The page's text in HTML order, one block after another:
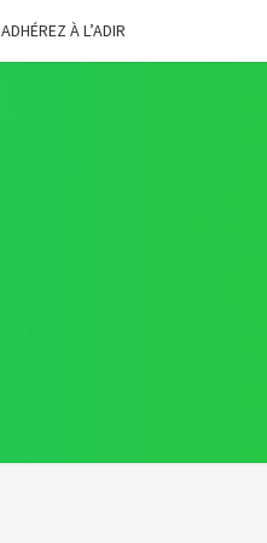
ADHÉREZ À L’ADIR